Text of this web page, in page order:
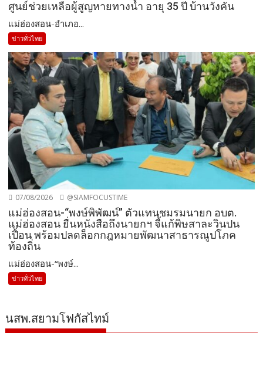
ศูนย์ช่วยเหลือผู้สูญหายทางน้ำ อายุ 35 ปี บ้านวังคัน
แม่ฮ่องสอน-อำเภอ...
ข่าวทั่วไทย
07/08/2026 @SIAMFOCUSTIME
แม่ฮ่องสอน-“พงษ์พิพัฒน์” ตัวแทนชมรมนายก อบต.
แม่ฮ่องสอน ยื่นหนังสือถึงนายกฯ จี้แก้พิษสาละวินปน
เปื้อน พร้อมปลดล็อกกฎหมายพัฒนาสาธารณูปโภค
ท้องถิ่น
แม่ฮ่องสอน-“พงษ์...
ข่าวทั่วไทย
นสพ.สยามโฟกัสไทม์